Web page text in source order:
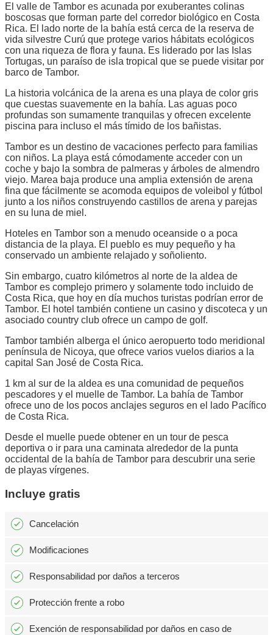
El valle de Tambor es acunada por exuberantes colinas
boscosas que forman parte del corredor biológico en Costa
Rica. El lado norte de la bahía está cerca de la reserva de
vida silvestre Curú que protege varios hábitats ecológicos
con una riqueza de flora y fauna. Es liderado por las Islas
Tortugas, un paraíso de isla tropical que se puede visitar por
barco de Tambor.
La historia volcánica de la arena es una playa de color gris
que cuestas suavemente en la bahía. Las aguas poco
profundas son sumamente tranquilas y ofrecen excelente
piscina para incluso el más tímido de los bañistas.
Tambor es un destino de vacaciones perfecto para familias
con niños. La playa está cómodamente acceder con un
coche y bajo la sombra de palmeras y árboles de almendro
viejo. Marea baja produce una amplia extensión de arena
fina que fácilmente se acomoda equipos de voleibol y fútbol
junto a los niños construyendo castillos de arena y parejas
en su luna de miel.
Hoteles en Tambor son a menudo oceanside o a poca
distancia de la playa. El pueblo es muy pequeño y ha
conservado un ambiente relajado y soñoliento.
Sin embargo, cuatro kilómetros al norte de la aldea de
Tambor es complejo primero y solamente todo incluido de
Costa Rica, que hoy en día muchos turistas podrían error de
Tambor. El hotel también contiene un casino y discoteca y un
asociado country club ofrece un campo de golf.
Tambor también alberga el único aeropuerto todo meridional
península de Nicoya, que ofrece varios vuelos diarios a la
capital San José de Costa Rica.
1 km al sur de la aldea es una comunidad de pequeños
pescadores y el muelle de Tambor. La bahía de Tambor
ofrece uno de los pocos anclajes seguros en el lado Pacífico
de Costa Rica.
Desde el muelle puede obtener en un tour de pesca
deportiva o ir para una caminata alrededor de la punta
occidental de la bahía de Tambor para descubrir una serie
de playas vírgenes.
Incluye gratis
Cancelación
Modificaciones
Responsabilidad por daños a terceros
Protección frente a robo
Exención de responsabilidad por daños en caso de